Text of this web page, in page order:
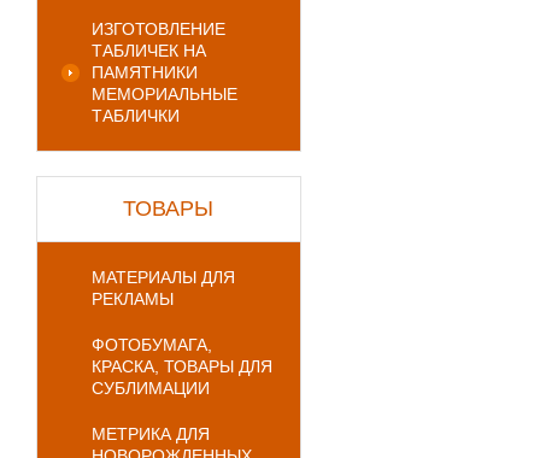
ИЗГОТОВЛЕНИЕ
ТАБЛИЧЕК НА
ПАМЯТНИКИ
МЕМОРИАЛЬНЫЕ
ТАБЛИЧКИ
ТОВАРЫ
МАТЕРИАЛЫ ДЛЯ
РЕКЛАМЫ
ФОТОБУМАГА,
КРАСКА, ТОВАРЫ ДЛЯ
СУБЛИМАЦИИ
МЕТРИКА ДЛЯ